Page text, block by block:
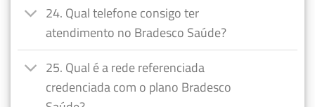
24. Qual telefone consigo ter
atendimento no Bradesco Saúde?
25. Qual é a rede referenciada
credenciada com o plano Bradesco